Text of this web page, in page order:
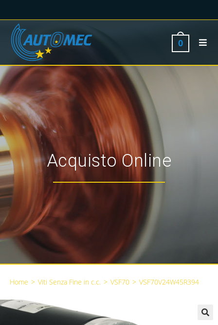
0
Acquisto Online
Home > Viti Senza Fine in c.c. > VSF70 > VSF70V24W45R394